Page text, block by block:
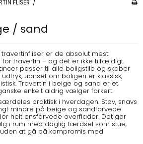
FLISER /
/ sand
er de absolut mest
travertin – og det er ikke tilfældigt.
passer til alle boligstile og skaber
uanset om boligen er klassisk,
Travertin i beige og sand er et
enkelt aldrig vælger forkert.
praktisk i hverdagen. Støv, snavs
mindre på beige og sandfarvede
helt ensfarvede overflader. Det gør
i rum med daglig færdsel som stue,
at gå på kompromis med